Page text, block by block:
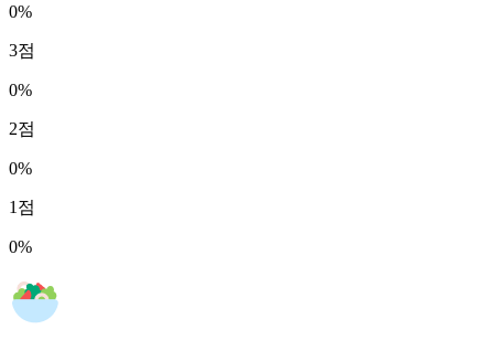
0%
3점
0%
2점
0%
1 점
0%